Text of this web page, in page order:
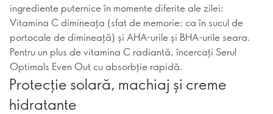
ingrediente puternice în momente diferite ale zilei:
Vitamina C dimineața (sfat de memorie: ca în sucul de
portocale de dimineață) și AHA-urile și BHA-urile seara.
Pentru un plus de vitamina C radiantă, încercați Serul
Optimals Even Out cu absorbție rapidă.
Protecție solară, machiaj și creme
hidratante